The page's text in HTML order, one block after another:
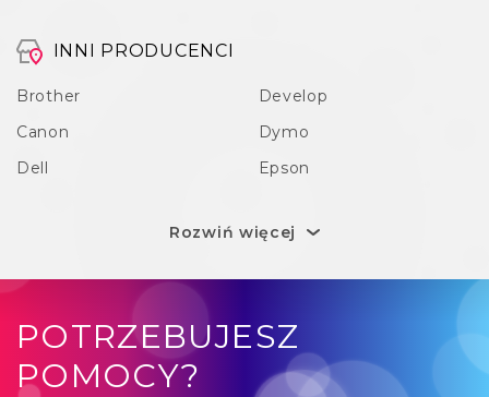
INNI PRODUCENCI
Brother
Canon
Dell
Develop
Dymo
Epson
Rozwiń więcej
POTRZEBUJESZ
POMOCY?